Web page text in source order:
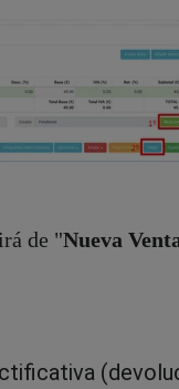
de "Nueva